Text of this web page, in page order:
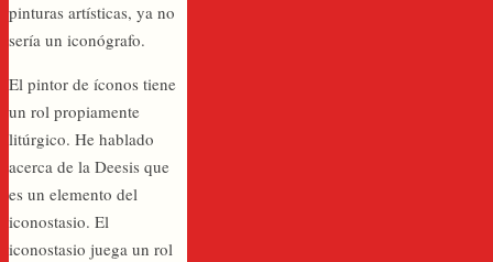
pinturas artísticas, ya no
sería un iconógrafo.
El pintor de íconos tiene
un rol propiamente
litúrgico. He hablado
acerca de la Deesis que
es un elemento del
iconostasio. El
iconostasio juega un rol